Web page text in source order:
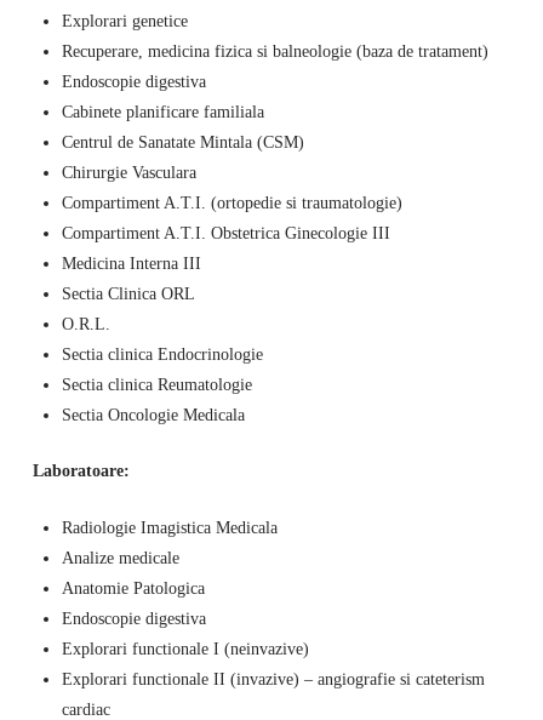
Explorari genetice
Recuperare, medicina fizica si balneologie (baza de tratament)
Endoscopie digestiva
Cabinete planificare familiala
Centrul de Sanatate Mintala (CSM)
Chirurgie Vasculara
Compartiment A.T.I. (ortopedie si traumatologie)
Compartiment A.T.I. Obstetrica Ginecologie III
Medicina Interna III
Sectia Clinica ORL
O.R.L.
Sectia clinica Endocrinologie
Sectia clinica Reumatologie
Sectia Oncologie Medicala
Laboratoare:
Radiologie Imagistica Medicala
Analize medicale
Anatomie Patologica
Endoscopie digestiva
Explorari functionale I (neinvazive)
Explorari functionale II (invazive) – angiografie si cateterism
cardiac